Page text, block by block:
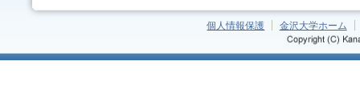
個人情報保護 金沢大学ホーム